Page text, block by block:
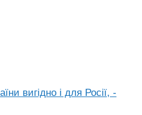
вигідно і для Росії, -